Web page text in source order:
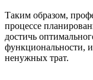
Таким образом,
процессе
достичь
функциональности,
ненужных трат.